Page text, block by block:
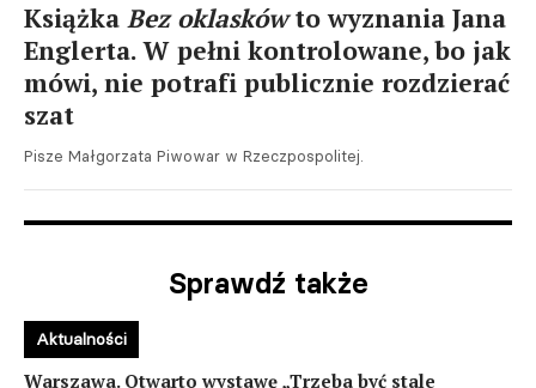
Książka Bez oklaskówto wyznania Jana
Englerta. W pełni kontrolowane, bo jak
mówi, nie potrafi publicznie rozdzierać
szat
Pisze Małgorzata Piwowar w Rzeczpospolitej.
Sprawdź także
Warszawa. Otwarto wystawę „Trzeba być stale
Aktualności